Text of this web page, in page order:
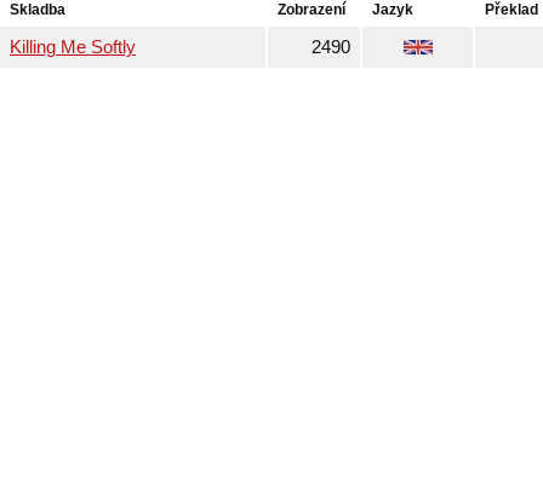
Skladba Zobrazení Jazyk Překlad
Killing Me Softly 2490